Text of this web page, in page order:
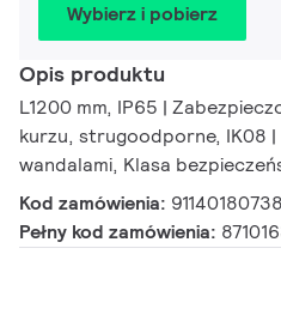
Wybierz i pobierz
Opis produktu
L1200 mm, IP65 |
kurzu, strugoodporne, IK08
wandalami, Klasa
Kod zamówienia:
Pełny kod zamówienia: